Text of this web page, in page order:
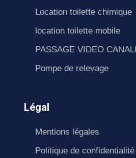
Location toilette chimique
location toilette mobile
PASSAGE VIDEO
Pompe de relevage
Légal
Mentions légales
Politique de confidentialité